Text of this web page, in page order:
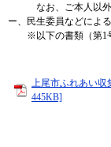
なお、ご本人以外で
ー、民生委員などによ
※以下の書類（第1号
上尾市ふれあい収
445KB]